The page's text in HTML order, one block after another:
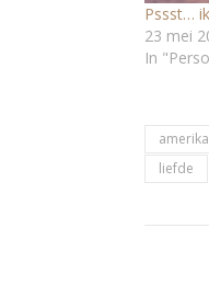
Pssst…
23 mei
In
amerika
liefde